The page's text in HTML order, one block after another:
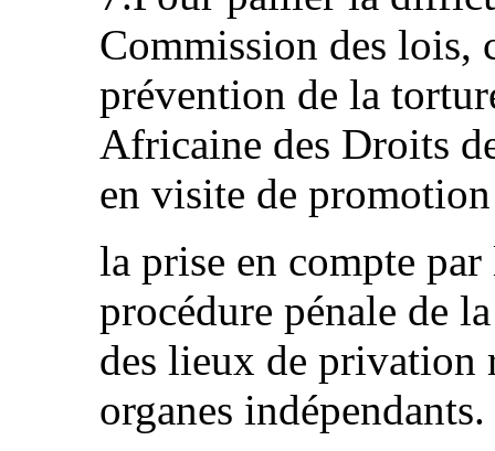
Commission des lois,
prévention de la
Africaine des Droits
en visite de
la prise en compte
procédure pénale de
des lieux de privation
organes indépendants.